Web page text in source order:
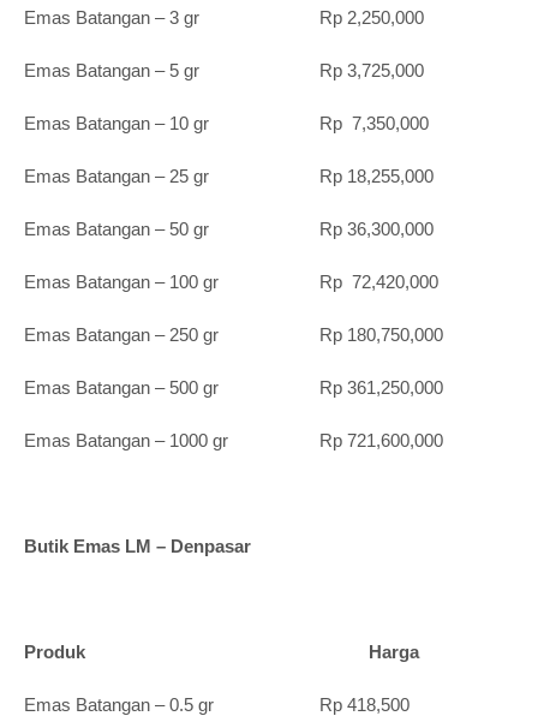
Emas Batangan – 3 gr Rp 2,250,000
Emas Batangan – 5 gr Rp 3,725,000
Emas Batangan – 10 gr Rp 7,350,000
Emas Batangan – 25 gr Rp 18,255,000
Emas Batangan – 50 gr Rp 36,300,000
Emas Batangan – 100 gr Rp 72,420,000
Emas Batangan – 250 gr Rp 180,750,000
Emas Batangan – 500 gr Rp 361,250,000
Emas Batangan – 1000 gr Rp 721,600,000
Butik Emas LM – Denpasar
Produk Harga
Emas Batangan – 0.5 gr Rp 418,500